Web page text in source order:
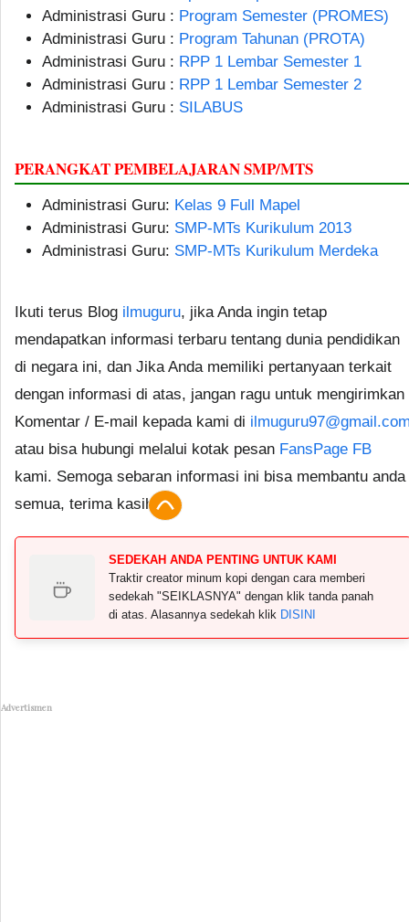
Administrasi Guru : Program Semester (PROMES)
Administrasi Guru : Program Tahunan (PROTA)
Administrasi Guru : RPP 1 Lembar Semester 1
Administrasi Guru : RPP 1 Lembar Semester 2
Administrasi Guru : SILABUS
PERANGKAT PEMBELAJARAN SMP/MTS
Administrasi Guru: Kelas 9 Full Mapel
Administrasi Guru: SMP-MTs Kurikulum 2013
Administrasi Guru: SMP-MTs Kurikulum Merdeka
Ikuti terus Blog ilmuguru, jika Anda ingin tetap
mendapatkan informasi terbaru tentang dunia pendidikan
di negara ini, dan Jika Anda memiliki pertanyaan terkait
dengan informasi di atas, jangan ragu untuk mengirimkan
Komentar / E-mail kepada kami di
atau bisa hubungi melalui kotak pesan FansPage FB
kami. Semoga sebaran informasi ini bisa membantu anda
semua, terima kasih.
SEDEKAH ANDA PENTING UNTUK KAMI
Traktir creator minum kopi dengan cara memberi
sedekah "SEIKLASNYA" dengan klik tanda panah
di atas. Alasannya sedekah klik DISINI
Advertismen